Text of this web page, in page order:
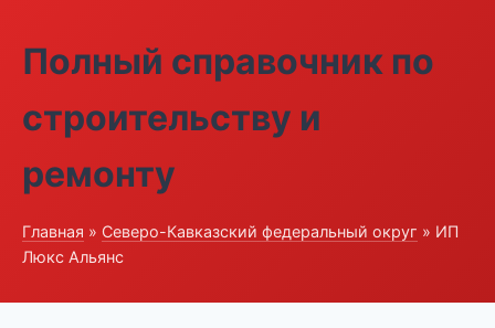
Полный справочник по
строительству и
ремонту
Главная » Северо-Кавказский федеральный округ » ИП
Люкс Альянс